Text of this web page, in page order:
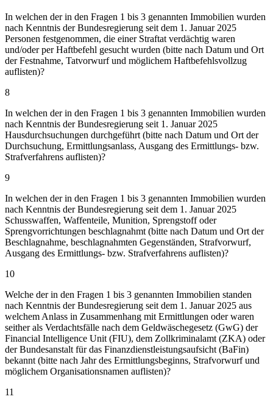
In welchen der in den Fragen 1 bis 3 genannten Immobilien wurden
nach Kenntnis der Bundesregierung seit dem 1. Januar 2025
Personen festgenommen, die einer Straftat verdächtig waren
und/oder per Haftbefehl gesucht wurden (bitte nach Datum und Ort
der Festnahme, Tatvorwurf und möglichem Haftbefehlsvollzug
auflisten)?
8
In welchen der in den Fragen 1 bis 3 genannten Immobilien wurden
nach Kenntnis der Bundesregierung seit 1. Januar 2025
Hausdurchsuchungen durchgeführt (bitte nach Datum und Ort der
Durchsuchung, Ermittlungsanlass, Ausgang des Ermittlungs- bzw.
Strafverfahrens auflisten)?
9
In welchen der in den Fragen 1 bis 3 genannten Immobilien wurden
nach Kenntnis der Bundesregierung seit dem 1. Januar 2025
Schusswaffen, Waffenteile, Munition, Sprengstoff oder
Sprengvorrichtungen beschlagnahmt (bitte nach Datum und Ort der
Beschlagnahme, beschlagnahmten Gegenständen, Strafvorwurf,
Ausgang des Ermittlungs- bzw. Strafverfahrens auflisten)?
10
Welche der in den Fragen 1 bis 3 genannten Immobilien standen
nach Kenntnis der Bundesregierung seit dem 1. Januar 2025 aus
welchem Anlass in Zusammenhang mit Ermittlungen oder waren
seither als Verdachtsfälle nach dem Geldwäschegesetz (GwG) der
Financial Intelligence Unit (FIU), dem Zollkriminalamt (ZKA) oder
der Bundesanstalt für das Finanzdienstleistungsaufsicht (BaFin)
bekannt (bitte nach Jahr des Ermittlungsbeginns, Strafvorwurf und
möglichem Organisationsnamen auflisten)?
11